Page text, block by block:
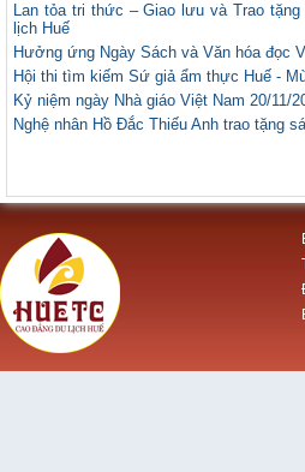
Lan tỏa tri thức – Giao lưu và Trao
lịch Huế
Hưởng ứng Ngày Sách và Văn hóa đọc
Hội thi tìm kiếm Sứ giả ẩm thực Huế -
Kỷ niệm ngày Nhà giáo Việt Nam 20/11/
Nghệ nhân Hồ Đắc Thiếu Anh trao tặng